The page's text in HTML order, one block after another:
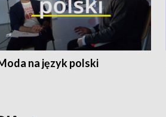
na język polski